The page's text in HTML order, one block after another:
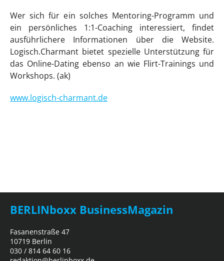
Wer sich für ein solches Mentoring-Programm und
ein persönliches 1:1-Coaching interessiert, findet
ausführlichere Informationen über die Website.
Logisch.Charmant bietet spezielle Unterstützung für
das Online-Dating ebenso an wie Flirt-Trainings und
Workshops. (ak)
www.logisch-charmant.de
BERLINboxx BusinessMagazin
Fasanenstraße 47
10719 Berlin
030 / 814 64 60 16